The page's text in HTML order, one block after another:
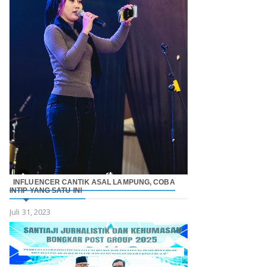
INFLUENCER CANTIK ASAL LAMPUNG, COBA
INTIP YANG SATU INI
Juli 31, 2023